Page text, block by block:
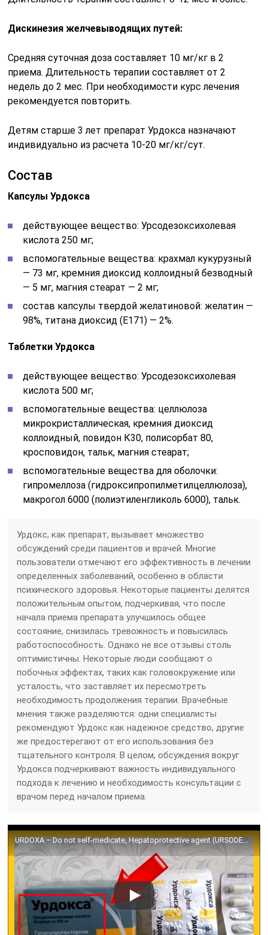
Дискинезия желчевыводящих путей:
Средняя суточная доза составляет 10 мг/кг в 2
приема. Длительность терапии составляет от 2
недель до 2 мес. При необходимости курс лечения
рекомендуется повторить.
Детям старше 3 лет препарат Урдокса назначают
индивидуально из расчета 10-20 мг/кг/сут.
Состав
Капсулы Урдокса
действующее вещество: Урсодезоксихолевая
кислота 250 мг;
вспомогательные вещества: крахмал кукурузный
— 73 мг, кремния диоксид коллоидный безводный
— 5 мг, магния стеарат — 2 мг;
состав капсулы твердой желатиновой: желатин —
98%, титана диоксид (E171) — 2%.
Таблетки Урдокса
действующее вещество: Урсодезоксихолевая
кислота 500 мг;
вспомогательные вещества: целлюлоза
микрокристаллическая, кремния диоксид
коллоидный, повидон К30, полисорбат 80,
кросповидон, тальк, магния стеарат;
вспомогательные вещества для оболочки:
гипромеллоза (гидроксипропилметилцеллюлоза),
макрогол 6000 (полиэтиленгликоль 6000), тальк.
Урдокс, как препарат, вызывает множество
обсуждений среди пациентов и врачей. Многие
пользователи отмечают его эффективность в лечении
определенных заболеваний, особенно в области
психического здоровья. Некоторые пациенты делятся
положительным опытом, подчеркивая, что после
начала приема препарата улучшилось общее
состояние, снизилась тревожность и повысилась
работоспособность. Однако не все отзывы столь
оптимистичны. Некоторые люди сообщают о
побочных эффектах, таких как головокружение или
усталость, что заставляет их пересмотреть
необходимость продолжения терапии. Врачебные
мнения также разделяются: одни специалисты
рекомендуют Урдокс как надежное средство, другие
же предостерегают от его использования без
тщательного контроля. В целом, обсуждения вокруг
Урдокса подчеркивают важность индивидуального
подхода к лечению и необходимость консультации с
врачом перед началом приема.
URDOXA – Do not self-medicate, Hepatoprotective agent (URSODEOXYCHOLIC ACID)